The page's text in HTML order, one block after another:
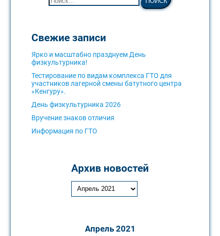
Свежие записи
Ярко и масштабно празднуем День
физкультурника!
Тестирование по видам комплекса ГТО для
участников лагерной смены батутного центра
«Кенгуру».
День физкультурника 2026
Вручение знаков отличия
Информация по ГТО
Архив новостей
Апрель 2021